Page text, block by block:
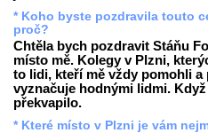
* Koho byste pozdravila touto
proč?
Chtěla bych pozdravit Stáňu
místo mě. Kolegy v Plzni,
to lidi, kteří mě vždy pomohli a
vyznačuje hodnými lidmi.
překvapilo.
* Které místo v Plzni je vám